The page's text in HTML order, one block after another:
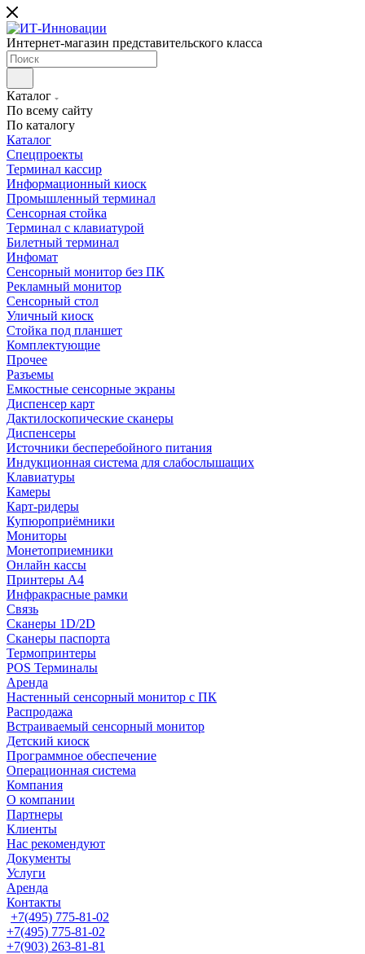
Интернет-магазин представительского класса
Каталог
По всему сайту
По каталогу
Каталог
Cпецпроекты
Терминал кассир
Информационный киоск
Промышленный терминал
Сенсорная стойка
Терминал с клавиатурой
Билетный терминал
Инфомат
Сенсорный монитор без ПК
Рекламный монитор
Сенсорный стол
Уличный киоск
Стойка под планшет
Комплектующие
Прочее
Разъемы
Емкостные сенсорные экраны
Диспенсер карт
Дактилоскопические сканеры
Диспенсеры
Источники бесперебойного питания
Индукционная система для слабослышащих
Клавиатуры
Камеры
Карт-ридеры
Купюроприёмники
Мониторы
Монетоприемники
Онлайн кассы
Принтеры А4
Инфракрасные рамки
Связь
Сканеры 1D/2D
Сканеры паспорта
Термопринтеры
POS Терминалы
Аренда
Настенный сенсорный монитор с ПК
Распродажа
Встраиваемый сенсорный монитор
Детский киоск
Программное обеспечение
Операционная система
Компания
О компании
Партнеры
Клиенты
Нас рекомендуют
Документы
Услуги
Аренда
Контакты
+7(495) 775-81-02
+7(495) 775-81-02
+7(903) 263-81-81